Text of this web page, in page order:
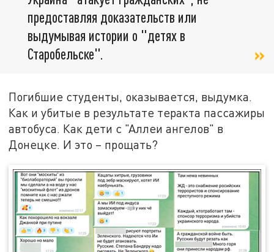
предоставляя доказательств или
выдумывая истории о "детях в
Старобельске".
Погибшие студенты, оказывается, выдумка.
Как и убитые в результате теракта пассажиры
автобуса. Как дети с "Аллеи ангелов" в
Донецке. И это – прощать?